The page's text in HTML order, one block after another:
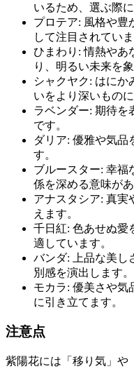
いるため、選ぶ際
プロテア: 風格や豊
して注目されていま
ひまわり: 情熱やあ
り、明るい未来を
シャクヤク: はにか
いをより深いものに
ラベンダー: 期待を
です。
ダリア: 優雅や気品
す。
ブルースター: 幸福
係を深める意味があ
アナスタシア: 真実
えます。
千日紅: 色あせぬ愛
適しています。
バンダ: 上品な美し
別感を演出します。
モカラ: 優美さや気
に引き立てます。
注意点
紫陽花には「移り気」や